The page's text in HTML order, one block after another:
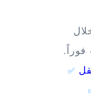
فوراً.
✅